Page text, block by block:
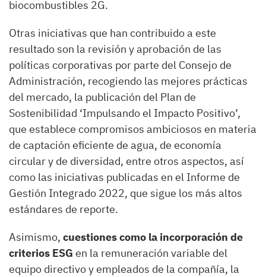
biocombustibles 2G.
Otras iniciativas que han contribuido a este
resultado son la revisión y aprobación de las
políticas corporativas por parte del Consejo de
Administración, recogiendo las mejores prácticas
del mercado, la publicación del Plan de
Sostenibilidad ‘Impulsando el Impacto Positivo’,
que establece compromisos ambiciosos en materia
de captación eficiente de agua, de economía
circular y de diversidad, entre otros aspectos, así
como las iniciativas publicadas en el Informe de
Gestión Integrado 2022, que sigue los más altos
estándares de reporte.
Asimismo, cuestiones como la incorporación de
criterios ESG en la remuneración variable del
equipo directivo y empleados de la compañía, la